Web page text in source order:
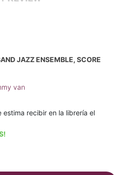
JAZZ ENSEMBLE, SCORE
van
estima recibir en la librería el